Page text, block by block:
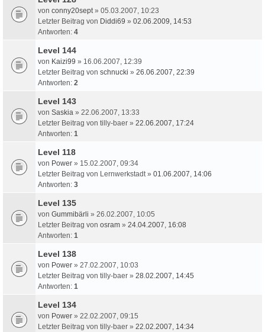
von conny20sept» 05.03.2007, 10:23
Letzter Beitrag von Diddi69 » 02.06.2009, 14:53
Antworten: 4
Level 144
von Kaizi99 » 16.06.2007, 12:39
Letzter Beitrag von schnucki » 26.06.2007, 22:39
Antworten: 2
Level 143
von Saskia » 22.06.2007, 13:33
Letzter Beitrag von tilly-baer » 22.06.2007, 17:24
Antworten: 1
Level 118
von Power » 15.02.2007, 09:34
Letzter Beitrag von Lernwerkstadt» 01.06.2007, 14:06
Antworten: 3
Level 135
von Gummibärli » 26.02.2007, 10:05
Letzter Beitrag von osram » 24.04.2007, 16:08
Antworten: 1
Level 138
von Power » 27.02.2007, 10:03
Letzter Beitrag von tilly-baer » 28.02.2007, 14:45
Antworten: 1
Level 134
von Power » 22.02.2007, 09:15
Letzter Beitrag von tilly-baer » 22.02.2007, 14:34